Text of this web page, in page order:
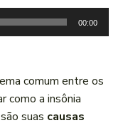
00:00
comum entre os
como a insônia
suas causas